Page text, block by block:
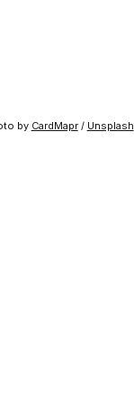
by CardMapr/ Unsplash